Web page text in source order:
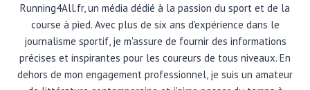
Running4All.fr, un média dédié à la passion du sport et de la
course à pied. Avec plus de six ans d'expérience dans le
journalisme sportif, je m'assure de fournir des informations
précises et inspirantes pour les coureurs de tous niveaux. En
dehors de mon engagement professionnel, je suis un amateur